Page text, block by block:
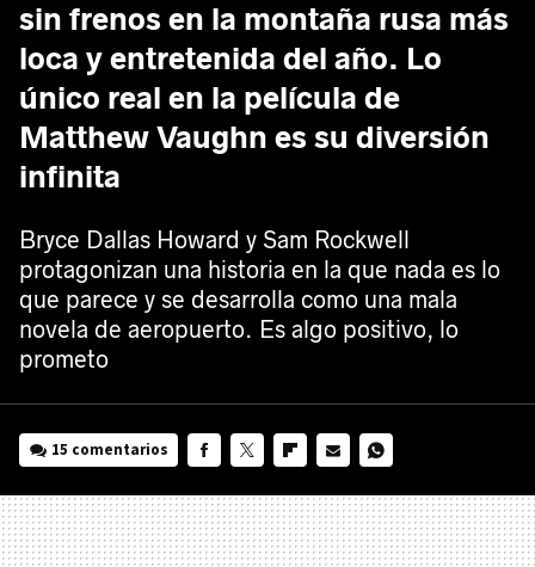
sin frenos en la montaña rusa más
loca y entretenida del año. Lo
único real en la película de
Matthew Vaughn es su diversión
infinita
Bryce Dallas Howard y Sam Rockwell
protagonizan una historia en la que nada es lo
que parece y se desarrolla como una mala
novela de aeropuerto. Es algo positivo, lo
prometo
15 comentarios
MAIL